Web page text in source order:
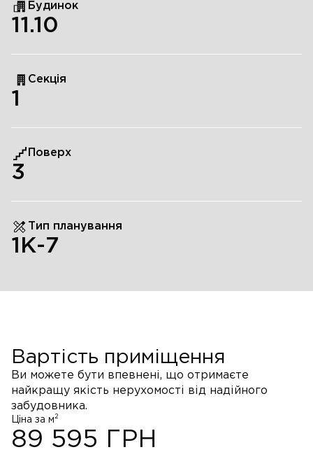
Будинок
11.10
Секція
1
Поверх
3
Тип планування
1К-7
Вартість приміщення
Ви можете бути впевнені, що отримаєте
найкращу якість нерухомості від надійного
забудовника.
Ціна за м 2
89 595 ГРН